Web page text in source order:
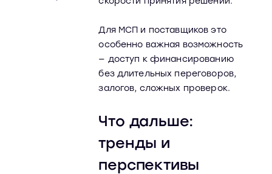
Для МСП и поставщиков это
особенно важная возможность
— доступ к финансированию
без длительных переговоров,
залогов, сложных проверок.
Что дальше:
тренды и
перспективы